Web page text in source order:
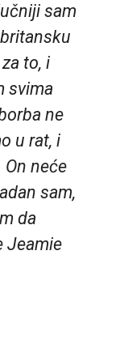
sam
to, i
svima
ne
u rat, i
neće
sam,
da
Jeamie